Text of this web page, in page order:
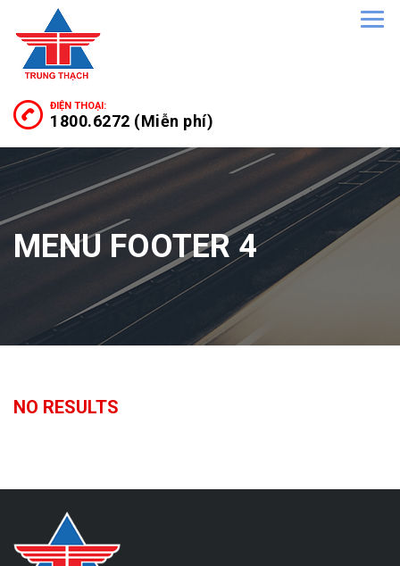
ĐIỆN THOẠI:
1800.6272 (Miễn phí)
MENU FOOTER 4
NO RESULTS